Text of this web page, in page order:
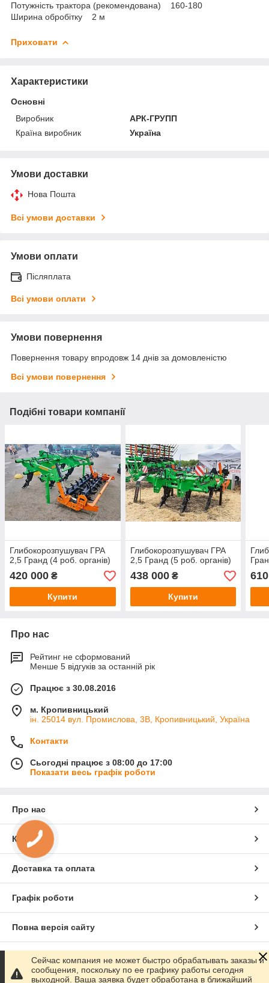
Потужність трактора (рекомендована) 160-180
Ширина обробітку 2 м
Приховати
Характеристики
Основні
Виробник
АРК-ГРУПП
Країна виробник
Україна
Умови доставки
Нова Пошта
Всі умови доставки
Умови оплати
Післяплата
Всі умови оплати
Умови повернення
Повернення товару впродовж 14 днів за домовленістю
Всі умови повернення
Подібні товари компанії
Глибокорозпушувач ГРА
2,5 Гранд (4 роб. органів)
420 000 ₴
Купити
Глибокорозпушувач ГРА
2,5 Гранд (5 роб. органів)
438 000₴
Купити
Про нас
Рейтинг не сформований
Менше 5 відгуків за останній рік
Працює з 30.08.2016
м. Кропивницький
ін. 25014 вул. Промислова, 3В, Кропивницький, Україна
Контакти
Сьогодні працює з 08:00 до 17:00
Показати весь графік роботи
Про нас
Контакти
Доставка та оплата
Графік роботи
Повна версія сайту
Сайт створено на маркетплейсі Prom.ua
Сейчас компания не может быстро обрабатывать заказы и
сообщения, поскольку по ее графику работы сегодня
выходной. Ваша заявка будет обработана в ближайший